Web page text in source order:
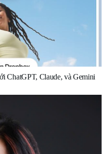
ChatGPT, Claude, và Gemini